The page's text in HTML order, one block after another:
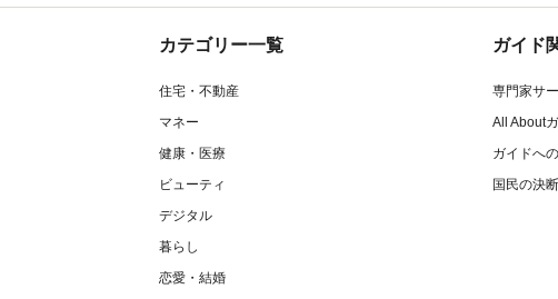
カテゴリー一覧
住宅・不動産
マネー
健康・医療
ビューティ
デジタル
暮らし
恋愛・結婚
ガイド
専門家サ
All About
ガイドへ
国民の決断